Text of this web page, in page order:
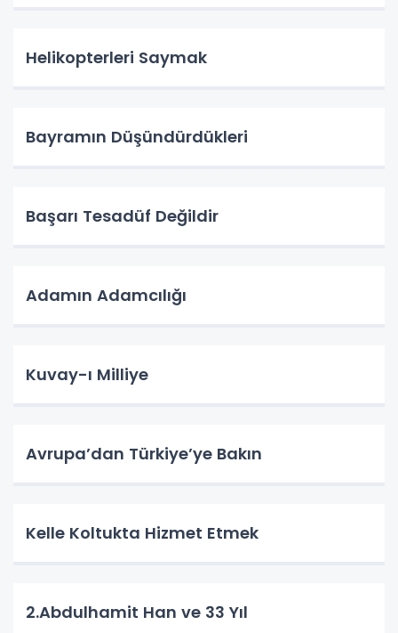
Helikopterleri Saymak
Bayramın Düşündürdükleri
Başarı Tesadüf Değildir
Adamın Adamcılığı
Kuvay-ı Milliye
Avrupa’dan Türkiye’ye Bakın
Kelle Koltukta Hizmet Etmek
2.Abdulhamit Han ve 33 Yıl